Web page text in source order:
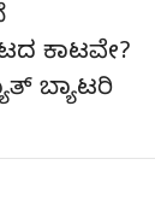
ಕಾಟವೇ?
ಬ್ಯಾಟರಿ